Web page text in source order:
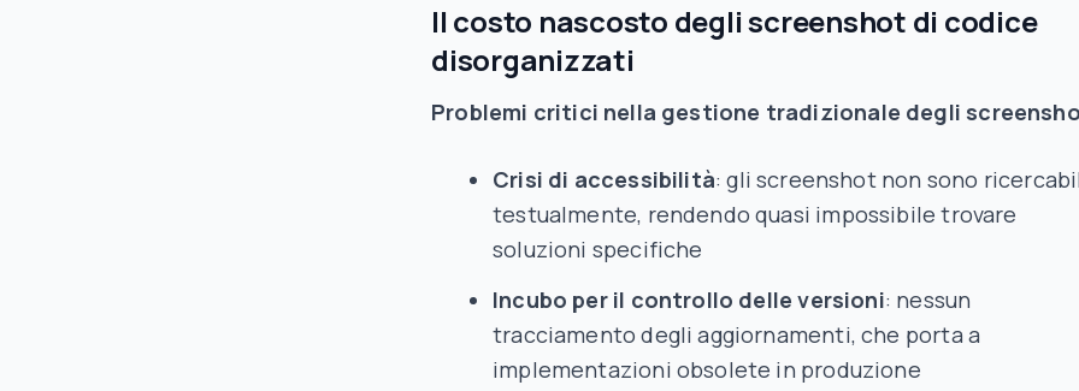
Il costo nascosto degli screenshot di codice
disorganizzati
Problemi critici nella gestione tradizionale degli
Crisi di accessibilità: gli screenshot non sono
testualmente, rendendo quasi impossibile trovare
soluzioni specifiche
Incubo per il controllo delle versioni: nessun
tracciamento degli aggiornamenti, che porta a
implementazioni obsolete in produzione